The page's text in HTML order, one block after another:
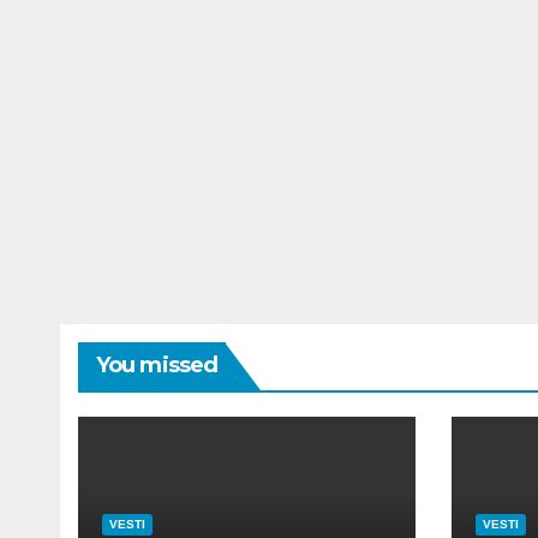
You missed
VESTI VESTI